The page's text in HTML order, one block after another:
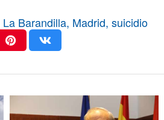
La Barandilla, Madrid,suicidio